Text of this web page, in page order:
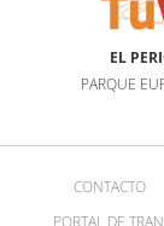
EL
PARQUE
CONTACTO